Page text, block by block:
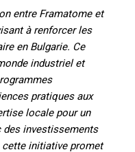
entre Framatome et
à renforcer les
en Bulgarie. Ce
industriel et
pratiques aux
locale pour un
des investissements
cette initiative promet